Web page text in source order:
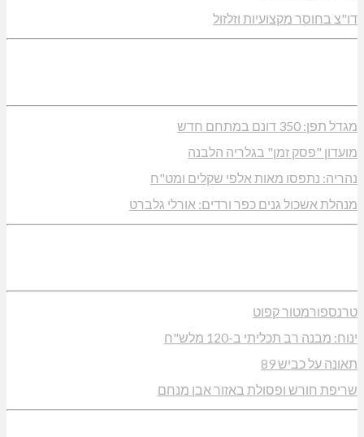
דו"צ בחוסר מקצועיות וזלזול
מגדל תפן: 350 דונם במתחם חדש
מועדון "פסק זמן" בגלריה הלבנה
נהריה: נתפסו מאות אלפי שקלים ומט"ח
מנהלת אשכול גנים כפר ורדים: אורלי גלברט
טרנספורמטור קפוט
ינוח: מבנה רב תכליתי ב-120 מלש"ח
תאונה על כביש 89
שריפת חורש ופסולת באזור אבן מנחם